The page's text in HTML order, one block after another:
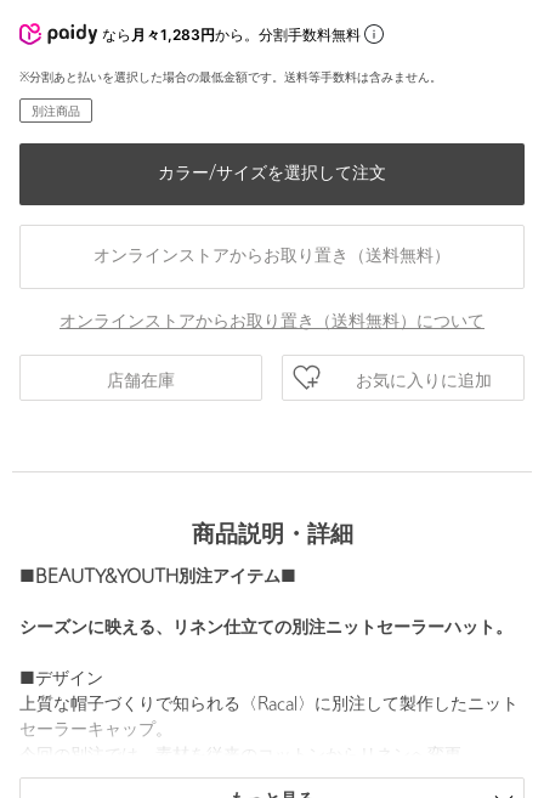
なら 月々1,283円から。分割手数料無料
※分割あと払いを選択した場合の最低金額です。送料等手数料は含みません。
別注商品
カラー/サイズを選択して注文
オンラインストアからお取り置き（送料無料）
オンラインストアからお取り置き（送料無料）について
店舗在庫 お気に入りに追加
商品説明・詳細
■BEAUTY&YOUTH別注アイテム■
シーズンに映える、リネン仕立ての別注ニットセーラーハット。
■デザイン
上質な帽子づくりで知られる〈Racal〉に別注して製作したニット
セーラーキャップ。
ざっくりとした編み目と相まって、シャリ感のある軽やかな被り